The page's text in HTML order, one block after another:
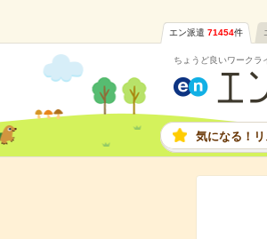
エン派遣 71454件
ちょうど良いワークラ
気になる！リ